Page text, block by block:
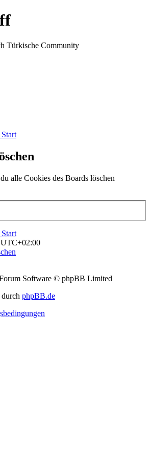
Türkische Community
alle Cookies des Boards löschen
UTC+02:00
Software © phpBB Limited
phpBB.de